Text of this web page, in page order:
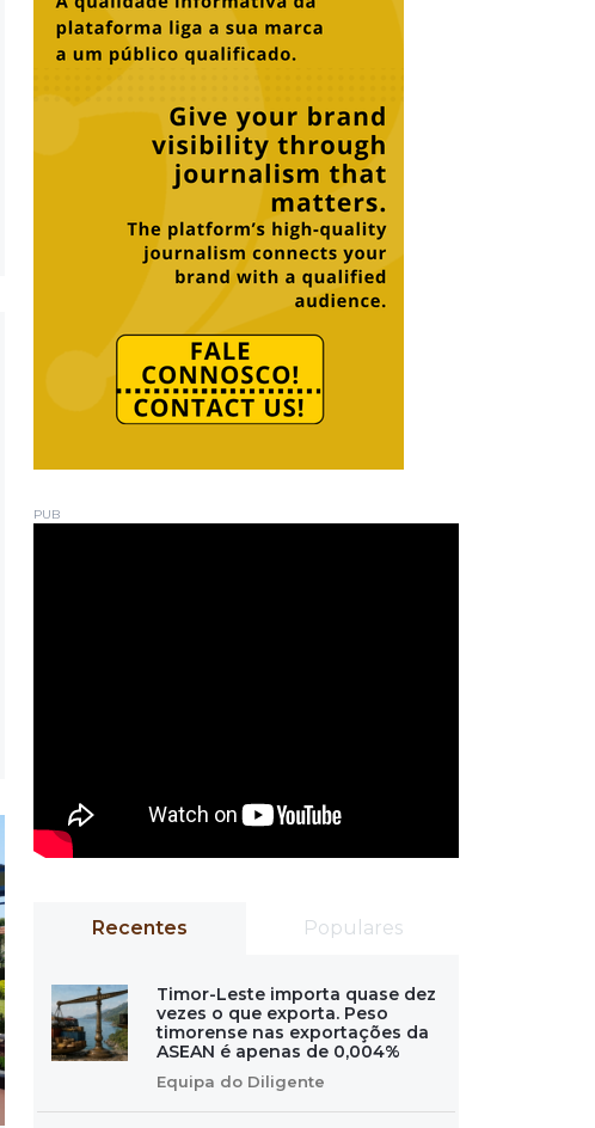
PUB
Recentes Populares
Timor-Leste importa quase dez
vezes o que exporta. Peso
timorense nas exportações da
ASEAN é apenas de 0,004%
Equipa do Diligente